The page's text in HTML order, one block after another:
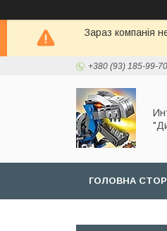
Зараз компанія
+380 (93) 185-99-70
ГОЛОВНА